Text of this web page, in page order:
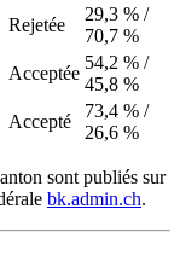
Rejetée
29,3 % /
70,7 %
Acceptée
54,2 % /
45,8 %
Accepté
73,4 % /
26,6 %
sont publiés sur
bk.admin.ch.